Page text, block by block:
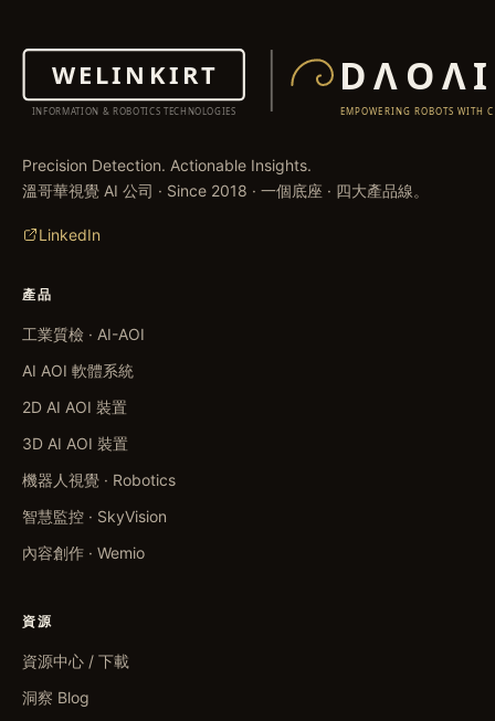
Precision Detection. Actionable Insights.
溫哥華視覺 AI 公司 · Since 2018 · 一個底座 · 四大產品線。
LinkedIn
產品
工業質檢 · AI-AOI
AI AOI 軟體系統
2D AI AOI 裝置
3D AI AOI 裝置
機器人視覺 · Robotics
智慧監控 · SkyVision
內容創作 · Wemio
資源
資源中心 / 下載
洞察 Blog